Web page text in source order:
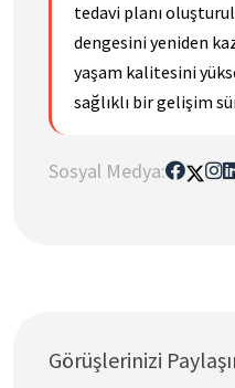
tedavi planı
dengesini yeniden
yaşam kalitesini
sağlıklı bir gelişim
Sosyal Medya:
Görüşlerinizi